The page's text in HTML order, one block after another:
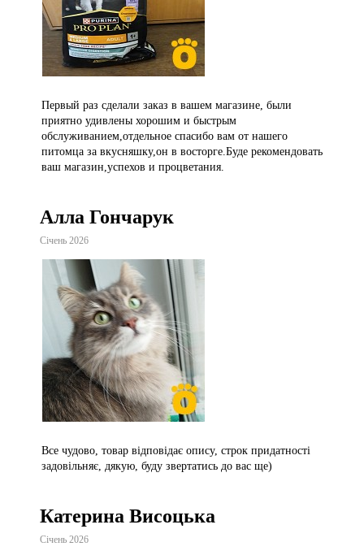
Первый раз сделали заказ в вашем магазине, были
приятно удивлены хорошим и быстрым
обслуживанием,отдельное спасибо вам от нашего
питомца за вкусняшку,он в восторге.Буде рекомендовать
ваш магазин,успехов и процветания.
Алла Гончарук
Січень 2026
Все чудово, товар відповідає опису, строк придатності
задовільняє, дякую, буду звертатись до вас ще)
Катерина Висоцька
Січень 2026